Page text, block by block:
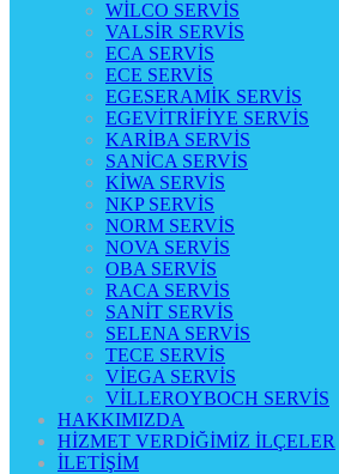
WİLCO SERVİS
VALSİR SERVİS
ECA SERVİS
ECE SERVİS
EGESERAMİK SERVİS
EGEVİTRİFİYE SERVİS
KARİBA SERVİS
SANİCA SERVİS
KİWA SERVİS
NKP SERVİS
NORM SERVİS
NOVA SERVİS
OBA SERVİS
RACA SERVİS
SANİT SERVİS
SELENA SERVİS
TECE SERVİS
VİEGA SERVİS
VİLLEROYBOCH SERVİS
HAKKIMIZDA
HİZMET VERDİĞİMİZ İLÇELER
İLETİŞİM